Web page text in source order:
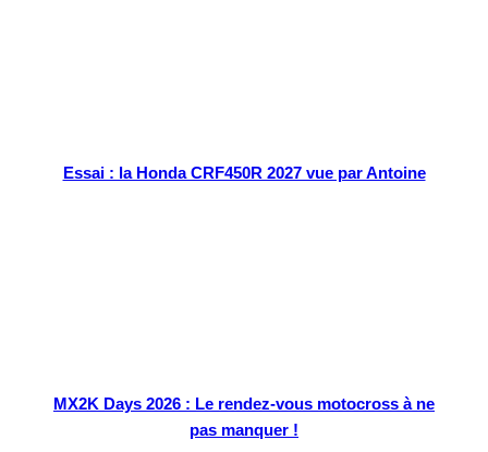
Essai : la Honda CRF450R 2027 vue par Antoine
MX2K Days 2026 : Le rendez-vous motocross à ne
pas manquer !